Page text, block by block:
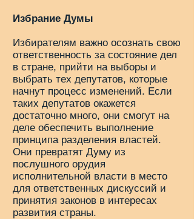
Избрание Думы
Избирателям важно осознать свою
ответственность за состояние дел
в стране, прийти на выборы и
выбрать тех депутатов, которые
начнут процесс изменений. Если
таких депутатов окажется
достаточно много, они смогут на
деле обеспечить выполнение
принципа разделения властей.
Они превратят Думу из
послушного орудия
исполнительной власти в место
для ответственных дискуссий и
принятия законов в интересах
развития страны.